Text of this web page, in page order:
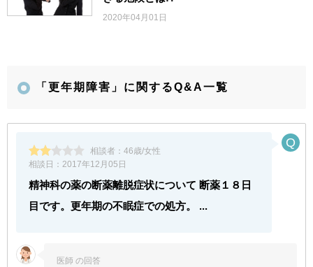
2020年04月01日
「更年期障害」に関するQ&A一覧
相談者： 46歳/女性
相談日： 2017年12月05日
精神科の薬の断薬離脱症状について 断薬１８日
目です。更年期の不眠症での処方。 ...
医師 の回答